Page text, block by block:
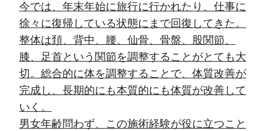
今では、年末年始に旅行に行かれたり、仕事に
徐々に復帰している状態にまで回復してきた。
整体は頚、背中、腰、仙骨、骨盤、股関節、
膝、足首という関節を調整することがとても大
切。総合的に体を調整することで、体質改善が
完成し、長期的にも本質的にも体質が改善して
いく。
男女年齢問わず、この施術経験が役に立つこと